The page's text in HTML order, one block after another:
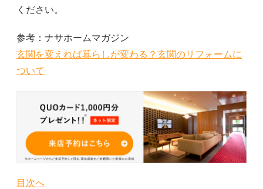
ください。
参考：ナサホームマガジン
玄関を変えれば暮らしが変わる？玄関のリフォームに
ついて
目次へ